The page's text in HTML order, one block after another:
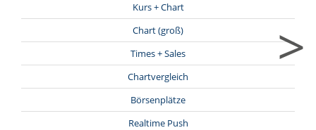
Kurs + Chart
Chart (groß)
Times + Sales
Chartvergleich
Börsenplätze
Realtime Push
>